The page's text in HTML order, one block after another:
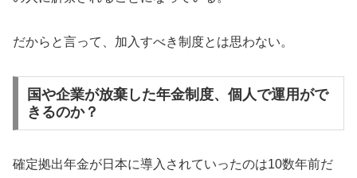
だからと言って、加入すべき制度とは思わない。
国や企業が放棄した年金制度、個人で運用がで
きるのか？
確定拠出年金が日本に導入されていったのは10数年前だ